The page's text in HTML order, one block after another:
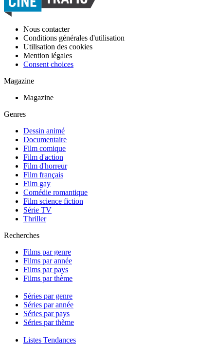
Nous contacter
Conditions générales d'utilisation
Utilisation des cookies
Mention légales
Consent choices
Magazine
Magazine
Genres
Dessin animé
Documentaire
Film comique
Film d'action
Film d'horreur
Film français
Film gay
Comédie romantique
Film science fiction
Série TV
Thriller
Recherches
Films par genre
Films par année
Films par pays
Films par thème
Séries par genre
Séries par année
Séries par pays
Séries par thème
Listes Tendances